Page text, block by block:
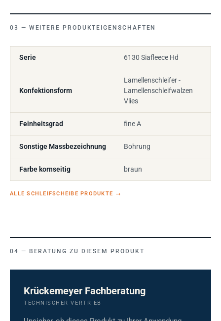
WEITERE PRODUKTEIGENSCHAFTEN
Serie 6130 Siafleece Hd
Konfektionsform
Lamellenschleifer -
Lamellenschleifwalzen
Vlies
Feinheitsgrad fine A
Sonstige Massbezeichnung Bohrung
Farbe kornseitig braun
ALLE SCHLEIFSCHEIBE PRODUKTE →
BERATUNG ZU DIESEM PRODUKT
Krückemeyer Fachberatung
TECHNISCHER VERTRIEB